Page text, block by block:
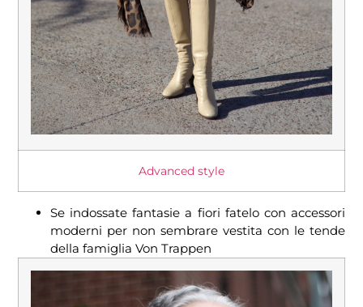
Advanced style
Se indossate fantasie a fiori fatelo con accessori
moderni per non sembrare vestita con le tende
della famiglia Von Trappen